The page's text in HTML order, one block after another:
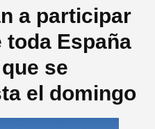
a participar
toda España
se
el domingo